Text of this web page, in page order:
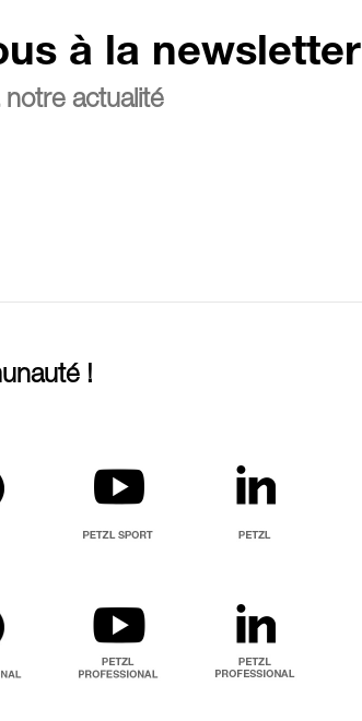
à la newsletter
actualité
!